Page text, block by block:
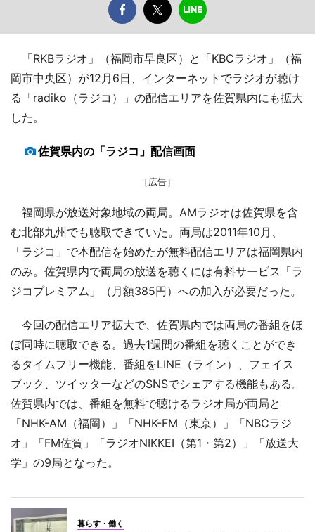
「RKBラジオ」（福岡市早良区）と「KBCラジオ」（福
岡市中央区）が12月6日、インターネットでラジオが聴け
る「radiko（ラジコ）」の配信エリアを佐賀県内にも拡大
した。
佐賀県内の「ラジコ」配信画面
［広告］
福岡県が放送対象地域の両局。AMラジオは佐賀県を含
む北部九州でも聴取できていた。両局は2011年10月、
「ラジコ」で本配信を始めたが無料配信エリアは福岡県内
のみ。佐賀県内で両局の放送を聴くには有料サービス「ラ
ジコプレミアム」（月額385円）への加入が必要だった。
今回の配信エリア拡大で、佐賀県内では両局の番組をほ
ぼ同時に聴取できる。過去1週間の番組を聴くことができ
るタイムフリー機能、番組をLINE（ライン）、フェイス
ブック、ツイッターなどのSNSでシェアする機能もある。
佐賀県内では、番組を無料で聴けるラジオ局が両局と
「NHK-AM（福岡）」「NHK-FM（東京）」「NBCラジ
オ」「FM佐賀」「ラジオNIKKEI（第1・第2）」「放送大
学」の9局となった。
暮らす・働く